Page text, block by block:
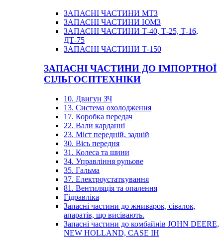
ЗАПАСНІ ЧАСТИНИ МТЗ
ЗАПАСНІ ЧАСТИНИ ЮМЗ
ЗАПАСНІ ЧАСТИНИ Т-40, Т-25, Т-16,
ДТ-75
ЗАПАСНІ ЧАСТИНИ Т-150
ЗАПАСНІ ЧАСТИНИ ДО ІМПОРТНОЇ
СІЛЬГОСПТЕХНІКИ
10. Двигун ЗЧ
13. Система охолодження
17. Коробка передач
22. Вали карданні
23. Міст передній, задній
30. Вісь передня
31. Колеса та шини
34. Управління рульове
35. Гальма
37. Електроустаткування
81. Вентиляція та опалення
Гідравліка
Запасні частини до жниварок, сівалок,
апаратів, що висівають.
Запасні частини до комбайнів JOHN DEERE,
NEW HOLLAND, CASE IH